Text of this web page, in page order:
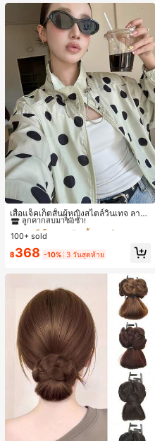
เสื้อแจ็คเก็ตสั้นผู้หญิงสไตล์วินเทจ ลายจุ
ดขนาดใหญ่ คอตั้ง เอวเข้ารูป แขนพอง
ทรงหลวม แฟชั่นอเนกประสงค์ สำหรับใ
#1 ขายดี
ใน กระเป๋า เสื้อคลุมลำลอง
ลูกค้ากลับมาซื้อซ้ำ!
#1 ขายดี ใน กระเป๋า เสื้อคลุมลำลอง
ลูกค้ากลับมาซื้อซ้ำ!
#1 ขายดี ใน กระเป๋า เสื้อคลุมลำลอง
ลูกค้ากลับมาซื้อซ้ำ!
#1 ขายดี
ใน กระเป๋า เสื้อคลุมลำลอง
ลูกค้ากลับมาซื้อซ้ำ!
100+ sold
฿368 -10% 3 วันสุดท้าย